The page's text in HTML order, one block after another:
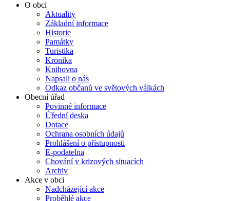
O obci
Aktuality
Základní informace
Historie
Památky
Turistika
Kronika
Knihovna
Napsali o nás
Odkaz občanů ve světových válkách
Obecní úřad
Povinné informace
Úřední deska
Dotace
Ochrana osobních údajů
Prohlášení o přístupnosti
E-podatelna
Chování v krizových situacích
Archiv
Akce v obci
Nadcházející akce
Proběhlé akce